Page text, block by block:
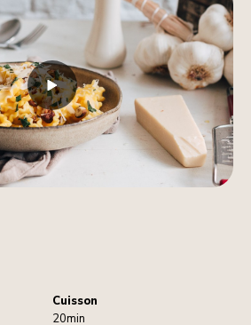
Cuisson
20min